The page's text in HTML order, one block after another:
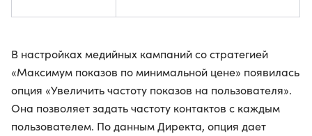
В настройках медийных кампаний со стратегией
«Максимум показов по минимальной цене» появилась
опция «Увеличить частоту показов на пользователя».
Она позволяет задать частоту контактов с каждым
пользователем. По данным Директа, опция дает